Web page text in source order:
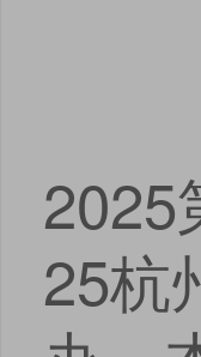
2025
25杭